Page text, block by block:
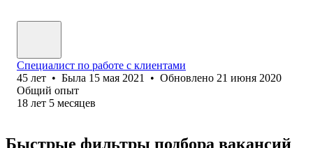
Специалист по работе с клиентами
45 лет • Была 15 мая 2021 • Обновлено 21 июня 2020
Общий опыт
18 лет 5 месяцев
Быстрые фильтры подбора вакансий